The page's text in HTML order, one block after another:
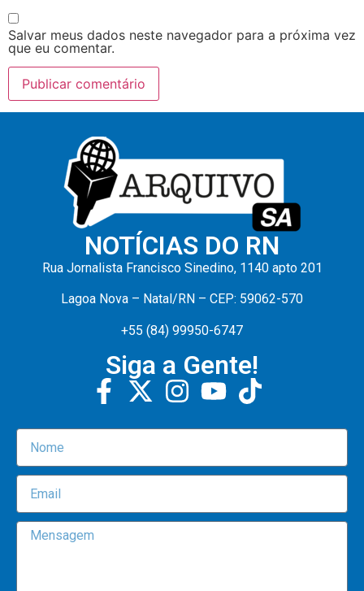
Salvar meus dados neste navegador para a próxima vez
que eu comentar.
NOTÍCIAS DO RN
Rua Jornalista Francisco Sinedino, 1140 apto 201
Lagoa Nova – Natal/RN – CEP: 59062-570
+55 (84) 99950-6747
Siga a Gente!